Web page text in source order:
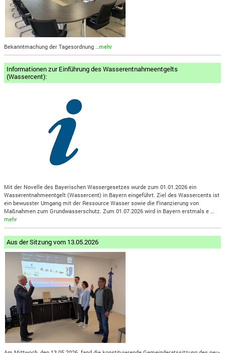
Bekanntmachung der Tagesordnung…mehr
Informationen zur Einführung des Wasserentnahmeentgelts
(Wassercent):
Mit der Novelle des Bayerischen Wassergesetzes wurde zum 01.01.2026 ein
Wasserentnahmeentgelt (Wassercent) in Bayern eingeführt. Ziel des Wassercents ist
ein bewusster Umgang mit der Ressource Wasser sowie die Finanzierung von
Maßnahmen zum Grundwasserschutz. Zum 01.07.2026 wird in Bayern erstmals e…
mehr
Aus der Sitzung vom 13.05.2026